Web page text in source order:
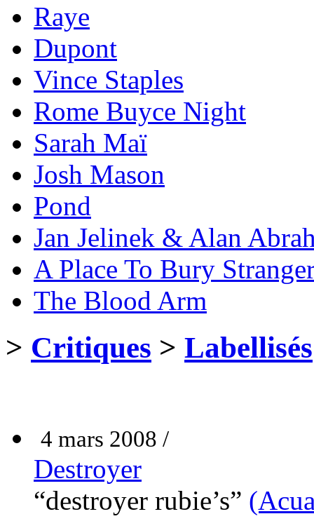
Raye
Dupont
Vince Staples
Rome Buyce Night
Sarah Maï
Josh Mason
Pond
Jan Jelinek & Alan
A Place To Bury
The Blood Arm
> Critiques > Labellisés
4 mars 2008 /
Destroyer
“destroyer rubie’s”